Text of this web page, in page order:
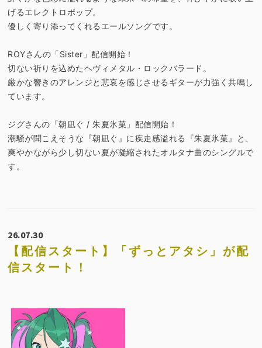
げるエレクトロポップ。
優しく寄り添ってくれるエールソングです。
ROYさんの「Sister」配信開始！
切ない祈りを込めたヘヴィメタル・ロックバラード。
厳かな響きのアレンジと悲哀を感じさせるギターが力強く共鳴し
ています。
ジグさんの「朝凪ぐ / 朱夏氷菓」配信開始！
潮騒が聞こえそうな『朝凪ぐ』に疾走感溢れる『朱夏氷菓』と、
爽やかながら少し切ない夏が凝縮されたオルタナ曲のシングルで
す。
26.07.30
【配信スタート】「ずっとアタシ」が配
信スタート！